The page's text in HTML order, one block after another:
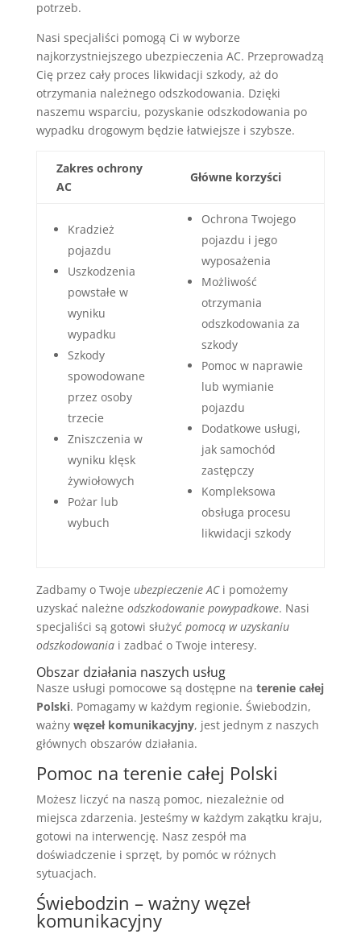
potrzeb.
Nasi specjaliści pomogą Ci w wyborze
najkorzystniejszego ubezpieczenia AC. Przeprowadzą
Cię przez cały proces likwidacji szkody, aż do
otrzymania należnego odszkodowania. Dzięki
naszemu wsparciu, pozyskanie odszkodowania po
wypadku drogowym będzie łatwiejsze i szybsze.
Zakres ochrony
AC
Główne korzyści
Kradzież
pojazdu
Uszkodzenia
powstałe w
wyniku
wypadku
Szkody
spowodowane
przez osoby
trzecie
Zniszczenia w
wyniku klęsk
żywiołowych
Pożar lub
wybuch
Ochrona Twojego
pojazdu i jego
wyposażenia
Możliwość
otrzymania
odszkodowania za
szkody
Pomoc w naprawie
lub wymianie
pojazdu
Dodatkowe usługi,
jak samochód
zastępczy
Kompleksowa
obsługa procesu
likwidacji szkody
Zadbamy o Twoje ubezpieczenie ACi pomożemy
uzyskać należne odszkodowanie powypadkowe. Nasi
specjaliści są gotowi służyć pomocą w uzyskaniu
odszkodowaniai zadbać o Twoje interesy.
Obszar działania naszych usług
Nasze usługi pomocowe są dostępne na terenie całej
Polski. Pomagamy w każdym regionie. Świebodzin,
ważny węzeł komunikacyjny, jest jednym z naszych
głównych obszarów działania.
Pomoc na terenie całej Polski
Możesz liczyć na naszą pomoc, niezależnie od
miejsca zdarzenia. Jesteśmy w każdym zakątku kraju,
gotowi na interwencję. Nasz zespół ma
doświadczenie i sprzęt, by pomóc w różnych
sytuacjach.
Świebodzin – ważny węzeł
komunikacyjny